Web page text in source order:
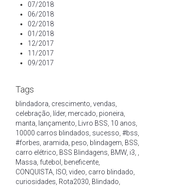
07/2018
06/2018
02/2018
01/2018
12/2017
11/2017
09/2017
Tags
blindadora crescimento vendas
celebração
líder, mercado pioneira
manta
lançamento Livro BSS 10 anos
10000 carros blindados sucesso #bss
#forbes aramida peso blindagem BSS
carro elétrico BSS Blindagens BMW i3
Massa futebol beneficente
CONQUISTA
ISO video carro blindado
curiosidades Rota2030 Blindado